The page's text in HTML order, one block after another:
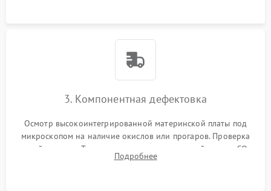
3. Компонентная дефектовка
Осмотр высокоинтегрированной материнской платы под
микроскопом на наличие окислов или прогаров. Проверка
цепей питания. Тестирование съемных модулей памяти SO-
DIMM и накопителей M.2 на стенде для выявления сбоев.
Подробнее